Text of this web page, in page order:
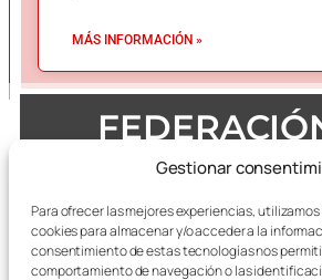
Gestionar
Para ofrecer las mejores experiencias,
cookies para almacenar y/o acceder a la
consentimiento de estas tecnologías nos
comportamiento de navegación o las
MÁS INFORMACIÓN »
EMPRESAS
DE